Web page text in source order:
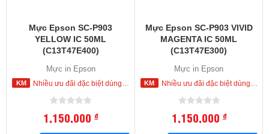
Mực Epson SC-P903
YELLOW IC 50ML
(C13T47E400)
Mực in Epson
Nhiều ưu đãi đặc biệt dùng cho khách hàng đặt mua ngay trong hôm nay
1,150,000đ
Mực Epson SC-P903 VIVID
MAGENTA IC 50ML
(C13T47E300)
Mực in Epson
Nhiều ưu đãi đặc biệt dùng cho khách hàng đặt mua ngay trong hôm nay
1,150,000đ